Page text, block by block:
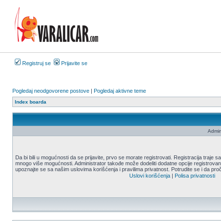
Registruj se Prijavite se
Pogledaj neodgovorene postove | Pogledaj aktivne teme
Index boarda
Da bi bili u mogućnosti da se prijavite, prvo se morate registrovati. Registracija traje
mnogo više mogućnosti. Administrator takođe može dodeliti dodatne opcije
upoznajte se sa našim uslovima korišćenja i pravilima privatnost. Potrudite se i da
Uslovi korišćenja| Polisa privatnosti